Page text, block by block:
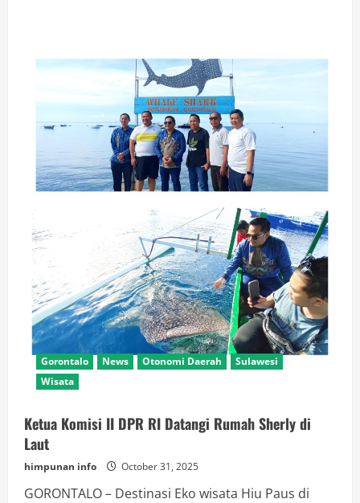
Gorontalo News Otonomi Daerah
Sulawesi
Wisata
Ketua Komisi II DPR RI Datangi Rumah Sherly di
Laut
himpunan info October 31, 2025
GORONTALO – Destinasi Eko wisata Hiu Paus di